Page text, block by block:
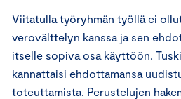
Viitatulla työryhmän työllä ei
verovälttelyn kanssa ja sen
itselle sopiva osa käyttöön.
kannattaisi ehdottamansa
toteuttamista. Perustelujen